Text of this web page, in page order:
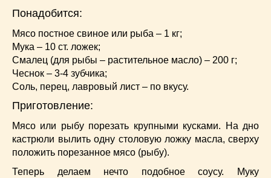
Понадобится:
Мясо постное свиное или рыба – 1 кг;
Мука – 10 ст. ложек;
Смалец (для рыбы – растительное масло) – 200 г;
Чеснок – 3-4 зубчика;
Соль, перец, лавровый лист – по вкусу.
Приготовление:
Мясо или рыбу порезать крупными кусками. На дно
кастрюли вылить одну столовую ложку масла, сверху
положить порезанное мясо (рыбу).
Теперь делаем нечто подобное соусу. Муку